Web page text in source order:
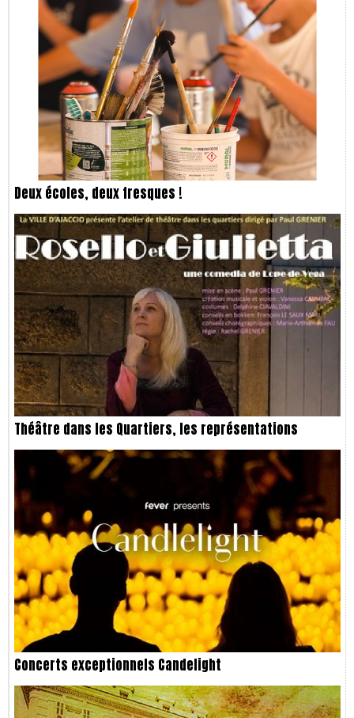
Deux écoles, deux fresques !
Théâtre dans les Quartiers, les représentations
Concerts exceptionnels Candelight